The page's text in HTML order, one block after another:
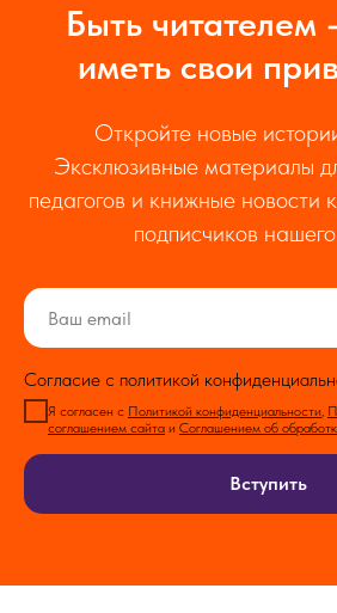
Быть читателем
иметь свои
Откройте новые
Эксклюзивные материалы
педагогов и книжные новости
подписчиков
Согласие с политикой
Я согласен с Политикой конфиденциальности,
соглашением сайта и Соглашением об
Вступить